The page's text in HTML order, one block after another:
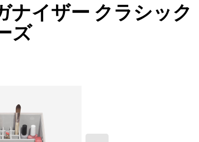
ナイザー クラシ
ズ